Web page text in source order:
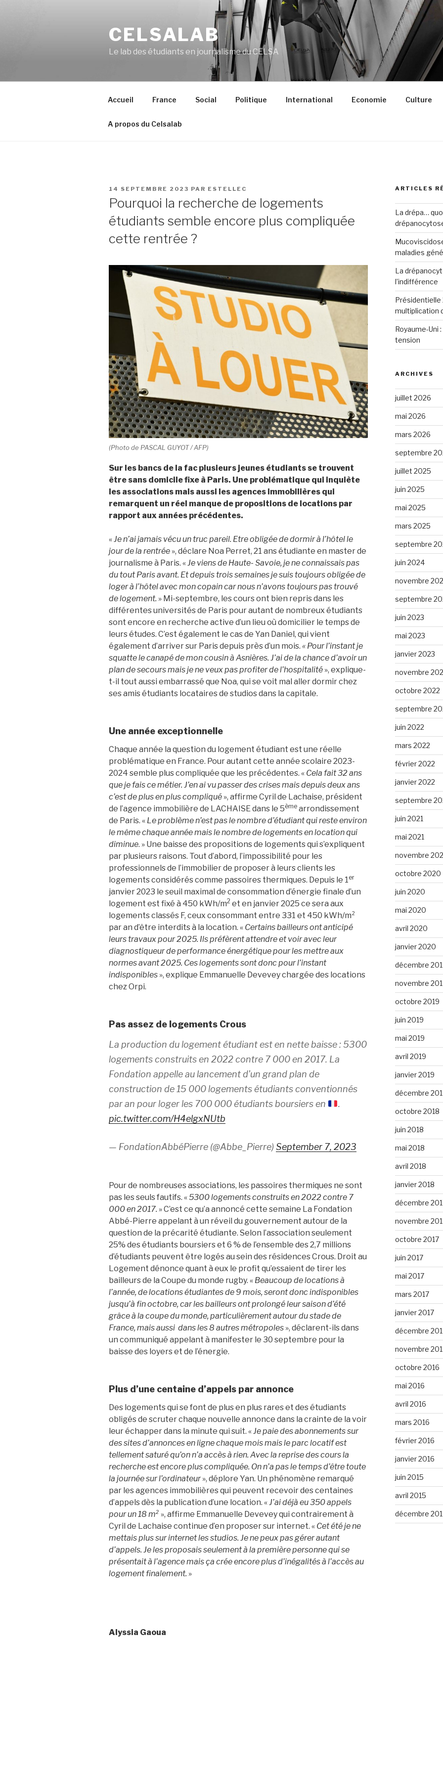
CELSALAB
Le lab des étudiants en journalisme du CELSA
Accueil France Social Politique International Economie Culture
A propos du Celsalab
PUBLIÉ
LE
14 SEPTEMBRE 2023 PAR ESTELLEC
Pourquoi la recherche de logements
étudiants semble encore plus compliquée
cette rentrée ?
(Photo de PASCAL GUYOT / AFP)
Sur les bancs de la fac plusieurs jeunes étudiants se trouvent
être sans domicile fixe à Paris. Une problématique qui inquiète
les associations mais aussi les agences immobilières qui
remarquent un réel manque de propositions de locations par
rapport aux années précédentes.
«Je n’ai jamais vécu un truc pareil. Etre obligée de dormir à l’hôtel le
jour de la rentrée », déclare Noa Perret, 21 ans étudiante en master de
journalisme à Paris. «Je viens de Haute- Savoie, je ne connaissais pas
du tout Paris avant. Et depuis trois semaines je suis toujours obligée de
loger à l’hôtel avec mon copain car nous n’avons toujours pas trouvé
de logement. » Mi-septembre, les cours ont bien repris dans les
différentes universités de Paris pour autant de nombreux étudiants
sont encore en recherche active d’un lieu où domicilier le temps de
leurs études. C’est également le cas de Yan Daniel, qui vient
également d’arriver sur Paris depuis près d’un mois. « Pour l’instant je
squatte le canapé de mon cousin à Asnières. J’ai de la chance d’avoir un
plan de secours mais je ne veux pas profiter de l’hospitalité », explique-
t-il tout aussi embarrassé que Noa, qui se voit mal aller dormir chez
ses amis étudiants locataires de studios dans la capitale.
Une année exceptionnelle
Chaque année la question du logement étudiant est une réelle
problématique en France. Pour autant cette année scolaire 2023-
2024 semble plus compliquée que les précédentes. « Cela fait 32 ans
que je fais ce métier. J’en ai vu passer des crises mais depuis deux ans
c’est de plus en plus compliqué », affirme Cyril de Lachaise, président
de l’agence immobilière de LACHAISE dans le 5ème arrondissement
de Paris. « Le problème n’est pas le nombre d’étudiant qui reste environ
le même chaque année mais le nombre de logements en location qui
diminue. » Une baisse des propositions de logements qui s’expliquent
par plusieurs raisons. Tout d’abord, l’impossibilité pour les
professionnels de l’immobilier de proposer à leurs clients les
logements considérés comme passoires thermiques. Depuis le 1er
janvier 2023 le seuil maximal de consommation d’énergie finale d’un
logement est fixé à 450 kWh/m2 et en janvier 2025 ce sera aux
logements classés F, ceux consommant entre 331 et 450 kWh/m²
par an d’être interdits à la location. « Certains bailleurs ont anticipé
leurs travaux pour 2025. Ils préfèrent attendre et voir avec leur
diagnostiqueur de performance énergétique pour les mettre aux
normes avant 2025. Ces logements sont donc pour l’instant
indisponibles », explique Emmanuelle Devevey chargée des locations
chez Orpi.
Pas assez de logements Crous
La production du logement étudiant est en nette baisse : 5300
logements construits en 2022 contre 7 000 en 2017. La
Fondation appelle au lancement d’un grand plan de
construction de 15 000 logements étudiants conventionnés
par an pour loger les 700 000 étudiants boursiers en
.
pic.twitter.com/H4elgxNUtb
— FondationAbbéPierre (@Abbe_Pierre) September 7, 2023
Pour de nombreuses associations, les passoires thermiques ne sont
pas les seuls fautifs. «5300 logements construits en 2022 contre 7
000 en 2017. » C’est ce qu’a annoncé cette semaine La Fondation
Abbé-Pierre appelant à un réveil du gouvernement autour de la
question de la précarité étudiante. Selon l’association seulement
25% des étudiants boursiers et 6 % de l’ensemble des 2,7 millions
d’étudiants peuvent être logés au sein des résidences Crous. Droit au
Logement dénonce quant à eux le profit qu’essaient de tirer les
bailleurs de la Coupe du monde rugby. « Beaucoup de locations à
l’année, de locations étudiantes de 9 mois, seront donc indisponibles
jusqu’à fin octobre, car les bailleurs ont prolongé leur saison d’été
grâce à la coupe du monde, particulièrement autour du stade de
France, mais aussi dans les 8 autres métropoles », déclarent-ils dans
un communiqué appelant à manifester le 30 septembre pour la
baisse des loyers et de l’énergie.
Plus d’une centaine d’appels par annonce
Des logements qui se font de plus en plus rares et des étudiants
obligés de scruter chaque nouvelle annonce dans la crainte de la voir
leur échapper dans la minute qui suit. «Je paie des abonnements sur
des sites d’annonces en ligne chaque mois mais le parc locatif est
tellement saturé qu’on n’a accès à rien. Avec la reprise des cours la
recherche est encore plus compliquée. On n’a pas le temps d’être toute
la journée sur l’ordinateur», déplore Yan. Un phénomène remarqué
par les agences immobilières qui peuvent recevoir des centaines
d’appels dès la publication d’une location. «J’ai déjà eu 350 appels
pour un 18 m² », affirme Emmanuelle Devevey qui contrairement à
Cyril de Lachaise continue d’en proposer sur internet. « Cet été je ne
mettais plus sur internet les studios. Je ne peux pas gérer autant
d’appels. Je les proposais seulement à la première personne qui se
présentait à l’agence mais ça crée encore plus d’inégalités à l’accès au
logement finalement. »
Alyssia Gaoua
ARTICLES
La drépa…
maladies
La
l’indifférence
Présidentielle
multiplication
Royaume-Uni
tension
ARCHIVES
juillet 2026
mai 2026
mars 2026
septembre
juillet 2025
juin 2025
mai 2025
mars 2025
septembre
juin 2024
novembre
septembre
juin 2023
mai 2023
janvier 2023
novembre
octobre 2022
septembre
juin 2022
mars 2022
février 2022
janvier 2022
septembre
juin 2021
mai 2021
novembre
octobre 2020
juin 2020
mai 2020
avril 2020
janvier 2020
décembre
novembre
octobre 2019
juin 2019
mai 2019
avril 2019
janvier 2019
décembre
octobre 2018
juin 2018
mai 2018
avril 2018
janvier 2018
décembre
novembre
octobre 2017
juin 2017
mai 2017
mars 2017
janvier 2017
décembre
novembre
octobre 2016
mai 2016
avril 2016
mars 2016
février 2016
janvier 2016
juin 2015
avril 2015
décembre